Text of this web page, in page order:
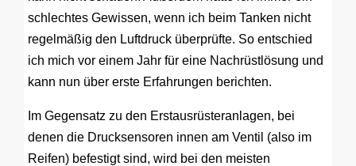
schlechtes Gewissen, wenn ich beim Tanken nicht
regelmäßig den Luftdruck überprüfte. So entschied
ich mich vor einem Jahr für eine Nachrüstlösung und
kann nun über erste Erfahrungen berichten.
Im Gegensatz zu den Erstausrüsteranlagen, bei
denen die Drucksensoren innen am Ventil (also im
Reifen) befestigt sind, wird bei den meisten